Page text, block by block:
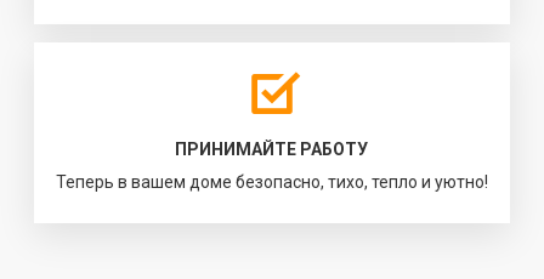
ПРИНИМАЙТЕ РАБОТУ
Теперь в вашем доме безопасно, тихо, тепло и уютно!